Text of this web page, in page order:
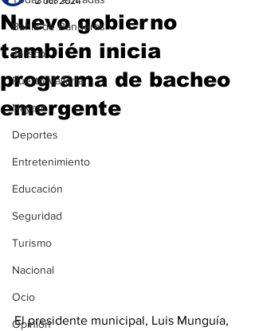
Bahía de Banderas
Jalisco
Puerto Vallarta
Nayarit
Deportes
Entretenimiento
Educación
Seguridad
Turismo
Nacional
Ocio
Opinión
Nuevo gobierno
también inicia
programa de bacheo
emergente
El presidente municipal, Luis Munguía,